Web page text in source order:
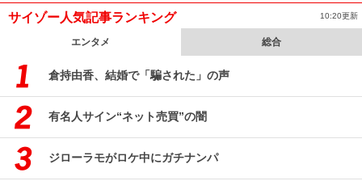
サイゾー人気記事ランキング 10:20更新
エンタメ 総合
倉持由香、結婚で「騙された」の声
有名人サイン“ネット売買”の闇
ジローラモがロケ中にガチナンパ